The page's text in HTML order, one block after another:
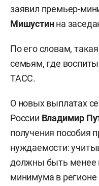
заявил премьер-
Мишустинна
По его словам,
семьям, где
ТАСС.
О новых выплатах
России Владимир
получения пособия
нуждаемости:
должны быть менее
минимума в